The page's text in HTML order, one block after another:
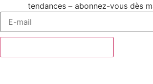
tendances – abonnez-vous dès